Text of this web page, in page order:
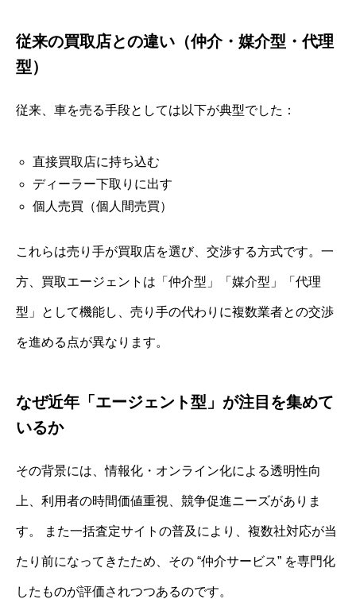
従来の買取店との違い（仲介・媒介型・代理
型）
従来、車を売る手段としては以下が典型でした：
直接買取店に持ち込む
ディーラー下取りに出す
個人売買（個人間売買）
これらは売り手が買取店を選び、交渉する方式です。一
方、買取エージェントは「仲介型」「媒介型」「代理
型」として機能し、売り手の代わりに複数業者との交渉
を進める点が異なります。
なぜ近年「エージェント型」が注目を集めて
いるか
その背景には、情報化・オンライン化による透明性向
上、利用者の時間価値重視、競争促進ニーズがありま
す。 また一括査定サイトの普及により、複数社対応が当
たり前になってきたため、その “仲介サービス” を専門化
したものが評価されつつあるのです。